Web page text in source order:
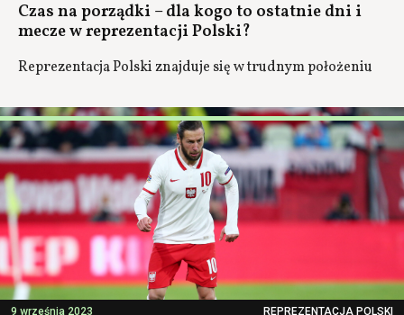
Czas na porządki – dla kogo to ostatnie dni i
mecze w reprezentacji Polski?
Reprezentacja Polski znajduje się w trudnym położeniu
9 września 2023 REPREZENTACJA POLSKI